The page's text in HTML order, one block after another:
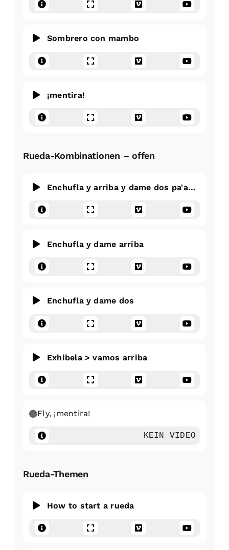
Sombrero con mambo
¡mentira!
Rueda-Kombinationen – offen
Enchufla y arriba y dame dos pa'abajo
Enchufla y dame arriba
Enchufla y dame dos
Exhibela > vamos arriba
Fly, ¡mentira!
KEIN VIDEO
Rueda-Themen
How to start a rueda